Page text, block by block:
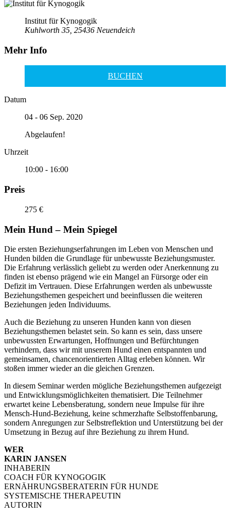
Institut für Kynogogik
Kuhlworth 35, 25436 Neuendeich
Mehr Info
BUCHEN
Datum
04 - 06 Sep. 2020
Abgelaufen!
Uhrzeit
10:00 - 16:00
Preis
275 €
Mein Hund – Mein Spiegel
Die ersten Beziehungserfahrungen im Leben von Menschen und
Hunden bilden die Grundlage für unbewusste Beziehungsmuster.
Die Erfahrung verlässlich geliebt zu werden oder Anerkennung zu
finden ist ebenso prägend wie ein Mangel an Fürsorge oder ein
Defizit im Vertrauen. Diese Erfahrungen werden als unbewusste
Beziehungsthemen gespeichert und beeinflussen die weiteren
Beziehungen jeden Individuums.
Auch die Beziehung zu unseren Hunden kann von diesen
Beziehungsthemen belastet sein. So kann es sein, dass unsere
unbewussten Erwartungen, Hoffnungen und Befürchtungen
verhindern, dass wir mit unserem Hund einen entspannten und
gemeinsamen, chancenorientierten Alltag erleben können. Wir
stoßen immer wieder an die gleichen Grenzen.
In diesem Seminar werden mögliche Beziehungsthemen aufgezeigt
und Entwicklungsmöglichkeiten thematisiert. Die Teilnehmer
erwartet keine Lebensberatung, sondern neue Impulse für ihre
Mensch-Hund-Beziehung, keine schmerzhafte Selbstoffenbarung,
sondern Anregungen zur Selbstreflektion und Unterstützung bei der
Umsetzung in Bezug auf ihre Beziehung zu ihrem Hund.
WER
KARIN JANSEN
INHABERIN
COACH FÜR KYNOGOGIK
ERNÄHRUNGSBERATERIN FÜR HUNDE
SYSTEMISCHE THERAPEUTIN
AUTORIN